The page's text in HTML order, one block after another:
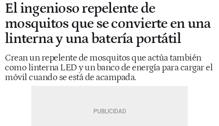
El ingenioso repelente de
mosquitos que se convierte en una
linterna y una batería portátil
Crean un repelente de mosquitos que actúa también
como linterna LED y un banco de energía para cargar el
móvil cuando se está de acampada.